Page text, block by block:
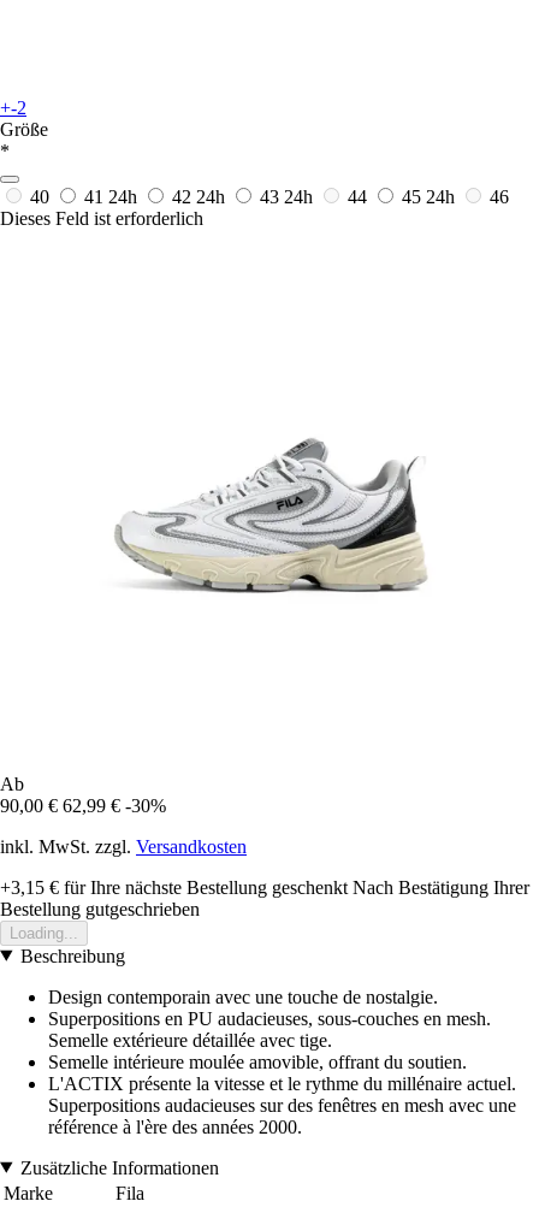
+-2
Größe
*
40 41 24h 42 24h 43 24h 44 45 24h
46
Dieses Feld ist erforderlich
Ab
90,00 € 62,99 € -30%
inkl. MwSt. zzgl. Versandkosten
+3,15 € für Ihre nächste Bestellung geschenkt Nach Bestätigung Ihrer
Bestellung gutgeschrieben
Loading...
Beschreibung
Design contemporain avec une touche de nostalgie.
Superpositions en PU audacieuses, sous-couches en mesh.
Semelle extérieure détaillée avec tige.
Semelle intérieure moulée amovible, offrant du soutien.
L'ACTIX présente la vitesse et le rythme du millénaire actuel.
Superpositions audacieuses sur des fenêtres en mesh avec une
référence à l'ère des années 2000.
Zusätzliche Informationen
Marke
Fila